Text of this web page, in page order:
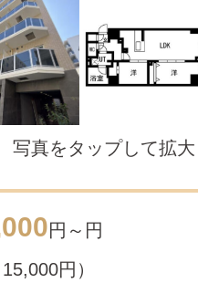
写真をタップして拡大
円～ 円
円）